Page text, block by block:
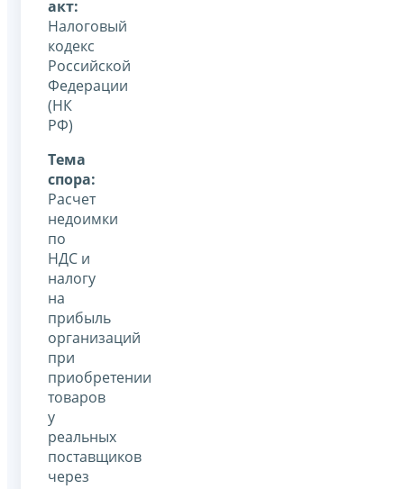
акт:
Налоговый
кодекс
Российской
Федерации
(НК
РФ)
Тема
спора:
Расчет
недоимки
по
НДС и
налогу
на
прибыль
организаций
при
приобретении
товаров
у
реальных
поставщиков
через